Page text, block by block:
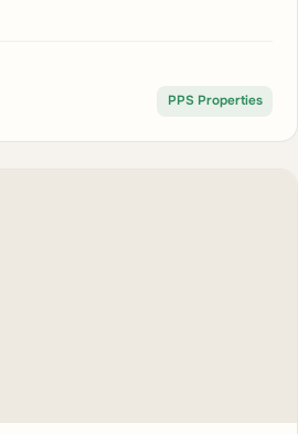
PPS Properties